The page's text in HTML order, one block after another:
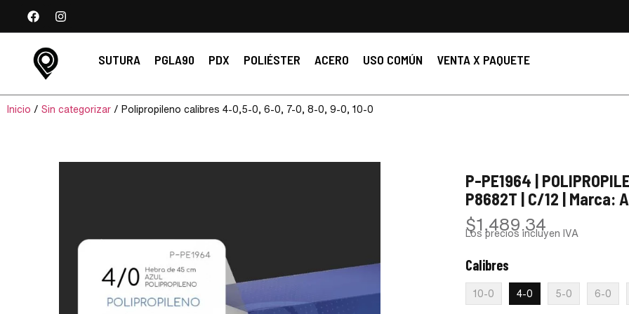
SUTURA PGLA90 PDX POLIÉSTER ACERO USO COMÚN VENTA X PAQUETE
Inicio / Sin categorizar / Polipropileno calibres 4-0,5-0, 6-0, 7-0, 8-0, 9-0, 10-0
P-PE1964 |
P8682T | C/12 | Marca:
$1,489.34
Los precios incluyen IVA
Calibres
10-0 4-0 5-0 6-0